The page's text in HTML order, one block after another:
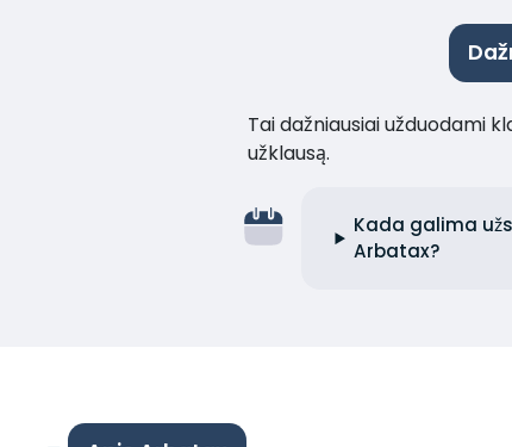
Tai dažniausiai užduodami
užklausą.
Kada galima
Arbatax?